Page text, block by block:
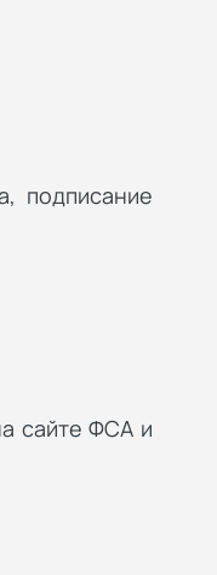
подписание
сайте ФСА и